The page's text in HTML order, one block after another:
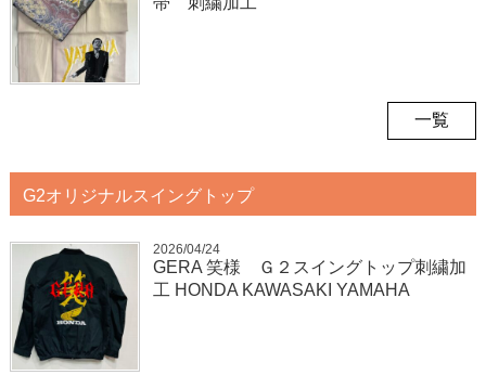
一覧
G2オリジナルスイングトップ
2026/04/24
GERA 笑様 Ｇ２スイングトップ刺繍加
工 HONDA KAWASAKI YAMAHA